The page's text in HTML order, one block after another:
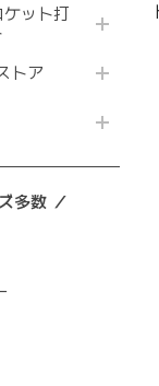
ット打
トア
多数 ／